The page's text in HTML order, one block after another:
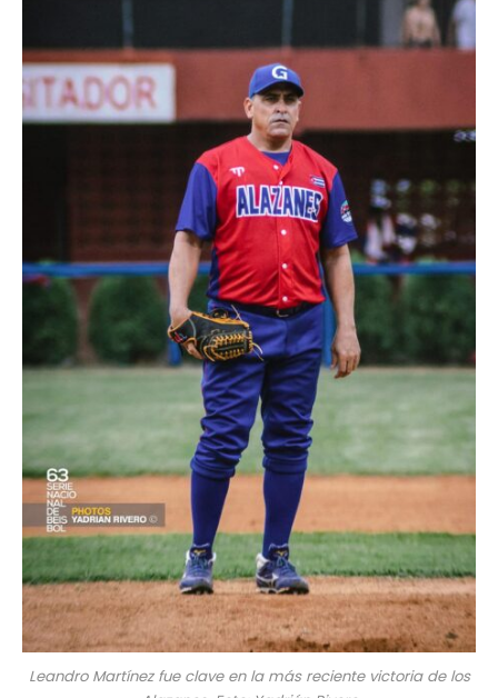
Leandro Martínez fue clave en la más reciente victoria de los